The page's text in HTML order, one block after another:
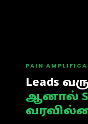
PAIN
Leads
ஆனால்